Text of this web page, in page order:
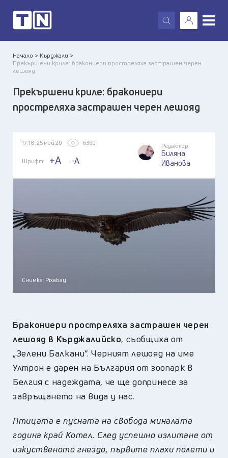
X
Начало > Кърджали >
Прекършени криле: бракониери простреляха застрашен черен
лешояд
Прекършени криле: бракониери
простреляха застрашен черен лешояд
17:18, 25 май 20 6360
Шрифт: +A -A
Редактор:
Биляна
Иванова
Снимка: Pixabay
Бракониери простреляха застрашен черен
лешояд в Кърджалийско, съобщиха от
„Зелени Балкани“. Черният лешояд на име
Ултрон е дарен на България от зоопарк в
Белгия с надеждата, че ще допринесе за
завръщането на вида у нас.
Птицата е пусната на свобода миналата
година край Котел. След успешно излитане от
изкуственото гнездо, първите плахи полети и